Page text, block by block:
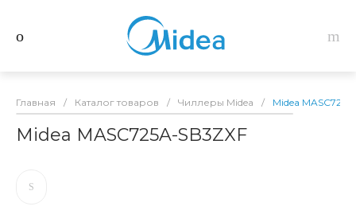
Главная / Каталог товаров / Чиллеры Midea / Midea
Midea MASC725A-SB3ZXF